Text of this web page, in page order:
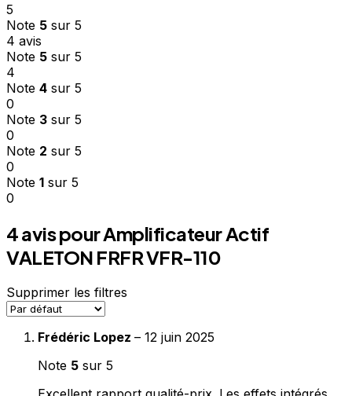
5
Note 5 sur 5
4 avis
Note 5 sur 5
4
Note 4 sur 5
0
Note 3 sur 5
0
Note 2 sur 5
0
Note 1 sur 5
0
4 avis pourAmplificateur Actif
VALETON FRFR VFR-110
Supprimer les filtres
Frédéric Lopez – 12 juin 2025
Note 5 sur 5